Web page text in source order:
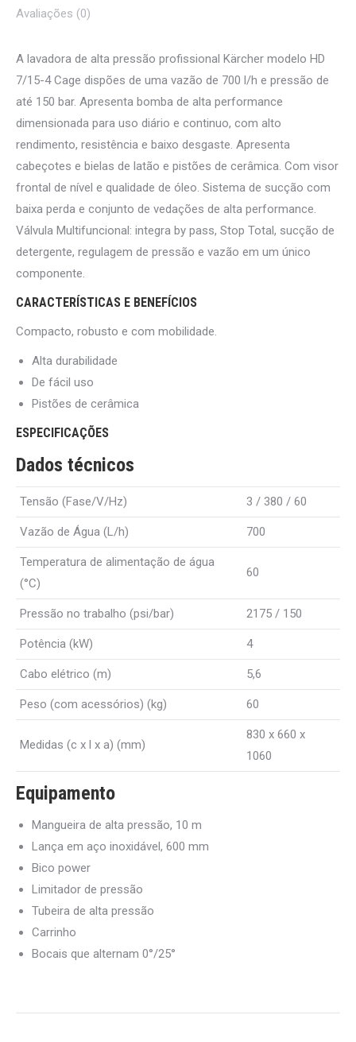
Avaliações (0)
A lavadora de alta pressão profissional Kärcher modelo HD
7/15-4 Cage dispões de uma vazão de 700 l/h e pressão de
até 150 bar. Apresenta bomba de alta performance
dimensionada para uso diário e continuo, com alto
rendimento, resistência e baixo desgaste. Apresenta
cabeçotes e bielas de latão e pistões de cerâmica. Com visor
frontal de nível e qualidade de óleo. Sistema de sucção com
baixa perda e conjunto de vedações de alta performance.
Válvula Multifuncional: integra by pass, Stop Total, sucção de
detergente, regulagem de pressão e vazão em um único
componente.
CARACTERÍSTICAS E BENEFÍCIOS
Compacto, robusto e com mobilidade.
Alta durabilidade
De fácil uso
Pistões de cerâmica
ESPECIFICAÇÕES
Dados técnicos
Tensão (Fase/V/Hz) 3 / 380 / 60
Vazão de Água (L/h) 700
Temperatura de alimentação de água
(°C)
60
Pressão no trabalho (psi/bar) 2175 / 150
Potência (kW) 4
Cabo elétrico (m) 5,6
Peso (com acessórios) (kg) 60
Medidas (c x l x a) (mm)
830 x 660 x
1060
Equipamento
Mangueira de alta pressão, 10 m
Lança em aço inoxidável, 600 mm
Bico power
Limitador de pressão
Tubeira de alta pressão
Carrinho
Bocais que alternam 0°/25°